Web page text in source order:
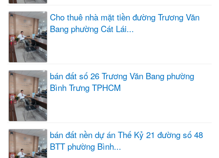
Cho thuê nhà mặt tiền đường Trương Văn
Bang phường Cát Lái...
bán đất số 26 Trương Văn Bang phường
Bình Trưng TPHCM
bán đất nền dự án Thế Kỷ 21 đường số 48
BTT phường Bình...